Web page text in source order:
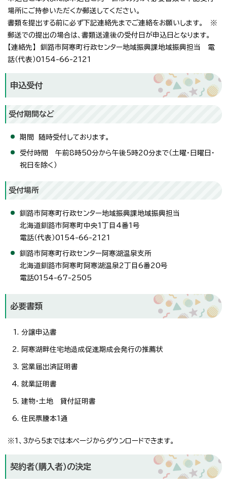
場所にご持参いただくか郵送してください。
書類を提出する前に必ず下記連絡先までご連絡をお願いします。 ※
郵送での提出の場合は、書類送達後の受付日が申込日となります。
【連絡先】 釧路市阿寒町行政センター地域振興課地域振興担当 電
話（代表）0154-66-2121
申込受付
受付期間など
期間 随時受付しております。
受付時間 午前8時50分から午後5時20分まで（土曜・日曜日・
祝日を除く）
受付場所
釧路市阿寒町行政センター地域振興課地域振興担当
北海道釧路市阿寒町中央1丁目4番1号
電話（代表）0154-66-2121
釧路市阿寒町行政センター阿寒湖温泉支所
北海道釧路市阿寒町阿寒湖温泉2丁目6番20号
電話0154-67-2505
必要書類
分譲申込書
阿寒湖畔住宅地造成促進期成会発行の推薦状
営業届出済証明書
就業証明書
建物・土地 貸付証明書
住民票謄本1通
※1、3から5までは本ページからダウンロードできます。
契約者（購入者）の決定